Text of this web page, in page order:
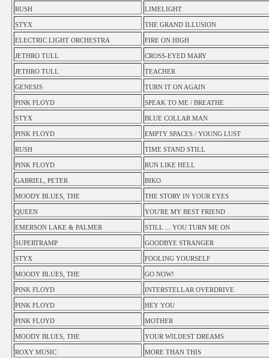
RUSH LIMELIGHT
STYX THE GRAND ILLUSION
ELECTRIC LIGHT ORCHESTRA FIRE ON HIGH
JETHRO TULL CROSS-EYED MARY
JETHRO TULL TEACHER
GENESIS TURN IT ON AGAIN
PINK FLOYD SPEAK TO ME / BREATHE
STYX BLUE COLLAR MAN
PINK FLOYD EMPTY SPACES / YOUNG LUST
RUSH TIME STAND STILL
PINK FLOYD RUN LIKE HELL
GABRIEL, PETER BIKO
MOODY BLUES, THE THE STORY IN YOUR EYES
QUEEN YOU'RE MY BEST FRIEND
EMERSON LAKE & PALMER STILL ... YOU TURN ME ON
SUPERTRAMP GOODBYE STRANGER
STYX FOOLING YOURSELF
MOODY BLUES, THE GO NOW!
PINK FLOYD INTERSTELLAR OVERDRIVE
PINK FLOYD HEY YOU
PINK FLOYD MOTHER
MOODY BLUES, THE YOUR WILDEST DREAMS
ROXY MUSIC MORE THAN THIS